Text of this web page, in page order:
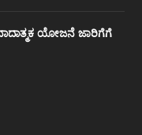
ಯೋಜನೆ ಜಾರಿಗೆಗೆ